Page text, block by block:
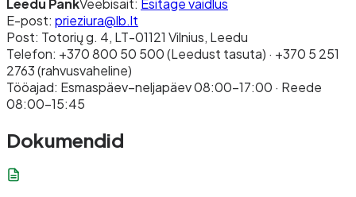
Leedu PankVeebisait: Esitage vaidlus
E-post: prieziura@lb.lt
Post: Totorių g. 4, LT-01121 Vilnius, Leedu
Telefon: +370 800 50 500 (Leedust tasuta) · +370 5 251
2763 (rahvusvaheline)
Tööajad: Esmaspäev–neljapäev 08:00–17:00 · Reede
08:00–15:45
Dokumendid